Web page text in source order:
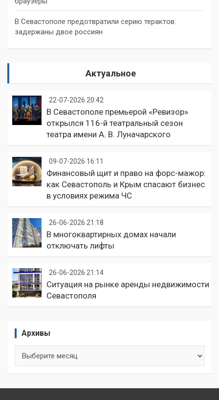
В Севастополе предотвратили серию терактов:
задержаны двое россиян
Актуальное
22-07-2026 20:42
В Севастополе премьерой «Ревизор»
открылся 116-й театральный сезон
театра имени А. В. Луначарского
09-07-2026 16:11
Финансовый щит и право на форс-мажор:
как Севастополь и Крым спасают бизнес
в условиях режима ЧС
26-06-2026 21:18
В многоквартирных домах начали
отключать лифты
26-06-2026 21:14
Ситуация на рынке аренды недвижимости
Севастополя
Архивы